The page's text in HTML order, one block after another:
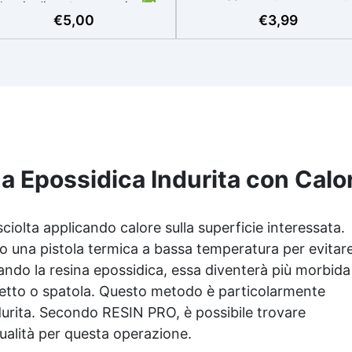
di sostanze nocive✅
e diluizione – Pennelli,
e resine più fluide✅ Finitura
€5,00
Resistente e a Prova di
Protegge contro perdite
Totale: Evita danni a
superfici, mantenendo il
€3,99
Epossidica Indurita con
applicando calore sulla superficie interessata.
una pistola termica a bassa temperatura per
la resina epossidica, essa diventerà più morbida
o spatola. Questo metodo è particolarmente
Secondo RESIN PRO, è possibile trovare
per questa operazione.